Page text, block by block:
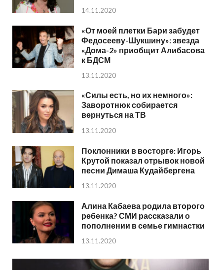
14.11.2020
«От моей плетки Бари забудет
Федосееву-Шукшину»: звезда
«Дома-2» приобщит Алибасова
к БДСМ
13.11.2020
«Силы есть, но их немного»:
Заворотнюк собирается
вернуться на ТВ
13.11.2020
Поклонники в восторге: Игорь
Крутой показал отрывок новой
песни Димаша Кудайбергена
13.11.2020
Алина Кабаева родила второго
ребенка? СМИ рассказали о
пополнении в семье гимнастки
13.11.2020